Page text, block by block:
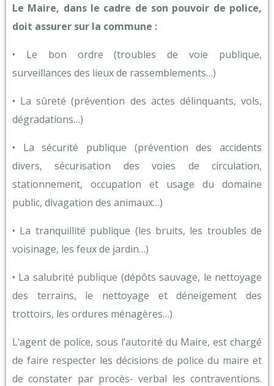
Le Maire, dans le cadre de son pouvoir de police,
doit assurer sur la commune :
• Le bon ordre (troubles de voie publique,
surveillances des lieux de rassemblements…)
• La sûreté (prévention des actes délinquants, vols,
dégradations…)
• La sécurité publique (prévention des accidents
divers, sécurisation des voies de circulation,
stationnement, occupation et usage du domaine
public, divagation des animaux…)
• La tranquillité publique (les bruits, les troubles de
voisinage, les feux de jardin…)
• La salubrité publique (dépôts sauvage, le nettoyage
des terrains, le nettoyage et déneigement des
trottoirs, les ordures ménagères…)
L’agent de police, sous l’autorité du Maire, est chargé
de faire respecter les décisions de police du maire et
de constater par procès- verbal les contraventions.